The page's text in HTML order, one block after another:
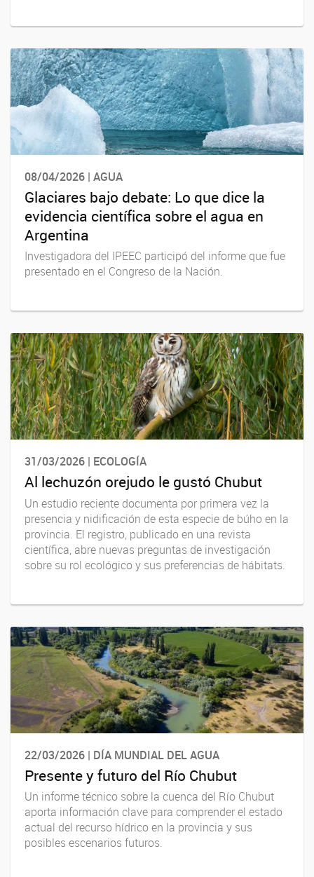
08/04/2026 | AGUA
Glaciares bajo debate: Lo que dice la
evidencia científica sobre el agua en
Argentina
Investigadora del IPEEC participó del informe que fue
presentado en el Congreso de la Nación.
31/03/2026 | ECOLOGÍA
Al lechuzón orejudo le gustó Chubut
Un estudio reciente documenta por primera vez la
presencia y nidificación de esta especie de búho en la
provincia. El registro, publicado en una revista
científica, abre nuevas preguntas de investigación
sobre su rol ecológico y sus preferencias de hábitats.
22/03/2026 | DÍA MUNDIAL DEL AGUA
Presente y futuro del Río Chubut
Un informe técnico sobre la cuenca del Río Chubut
aporta información clave para comprender el estado
actual del recurso hídrico en la provincia y sus
posibles escenarios futuros.